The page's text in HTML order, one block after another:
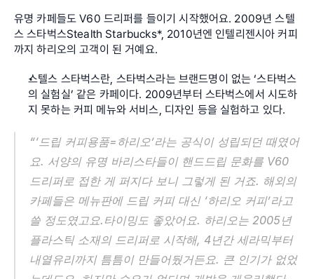
유명 카페들도 V60 드리퍼를 들이기 시작했어요. 2009년 스텔
스 스타벅스Stealth Starbucks*, 2010년엔 인텔리젠시아 커피
까지 하리오의 고객이 된 거예요.
스텔스 스타벅스란, 스타벅스라는 브랜드명이 없는 ‘스타벅스
의 실험실’ 같은 카페이다. 2009년부터 스타벅스에서 시도하
지 못하는 커피 메뉴와 서비스, 디자인 등을 실험하고 있다.
“‘드립 커피용품=하리오’라는 공식이 성립되던 때였어
요. 서양의 유명 바리스타들이 핸드드립 문화를 V60
드리퍼로 접한 게 퍼지다 보니 그렇게 된 거죠. 해외의
카페들은 메뉴판에 드립 커피 대신 ‘하리오 커피’라고
쓸 정도였고요.타이밍도 좋았어요. 하리오는 2005년
플라스틱 소재의 드리퍼로 시작해, 4년간 세라믹부터
내열유리까지 틈틈이 만들어뒀거든요. 큰 인기가 없었